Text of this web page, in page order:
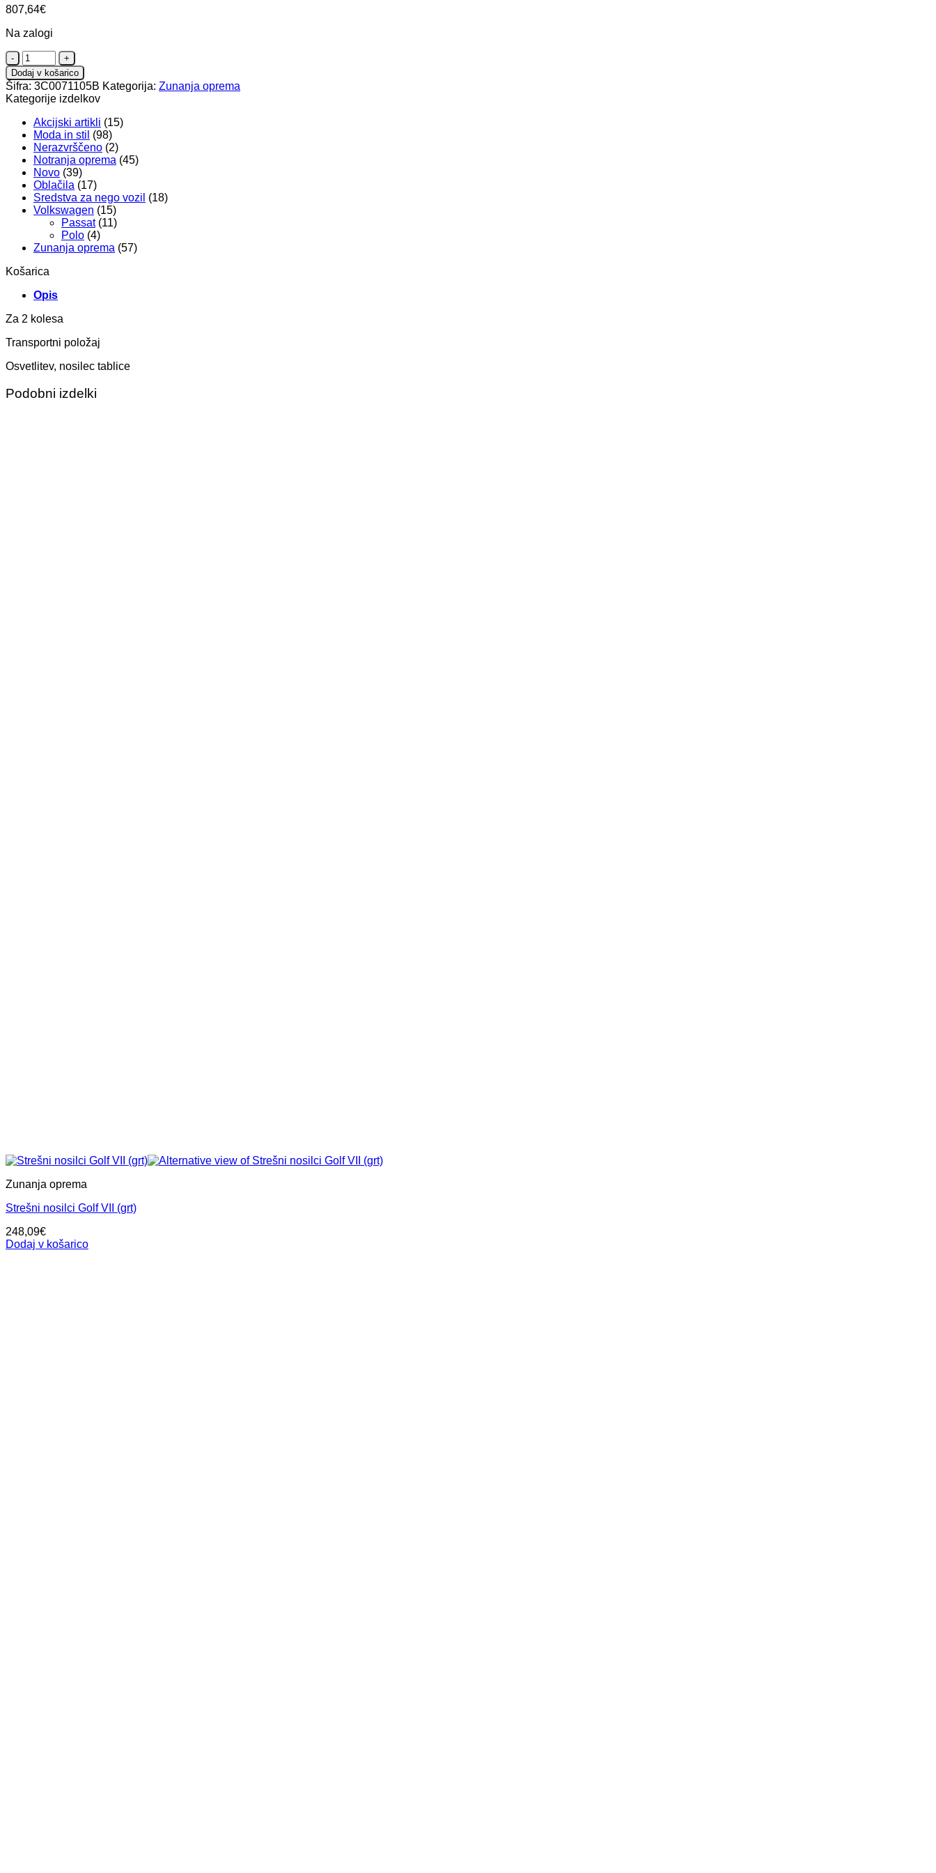
807,64€
Na zalogi
Nosilec
koles
za
na
vlečno
kljuko
količina
Dodaj v košarico
Šifra: 3C0071105B Kategorija: Zunanja oprema
Kategorije izdelkov
Akcijski artikli (15)
Moda in stil (98)
Nerazvrščeno (2)
Notranja oprema (45)
Novo (39)
Oblačila (17)
Sredstva za nego vozil (18)
Volkswagen (15)
Passat (11)
Polo (4)
Zunanja oprema (57)
Košarica
Opis
Za 2 kolesa
Transportni položaj
Osvetlitev, nosilec tablice
Podobni izdelki
Zunanja oprema
Strešni nosilci Golf VII (grt)
248,09€
Dodaj v košarico